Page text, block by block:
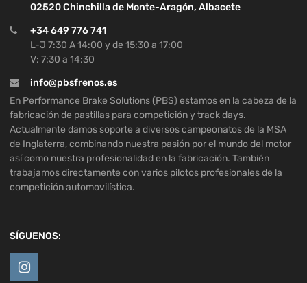
02520 Chinchilla de Monte-Aragón, Albacete
+34 649 776 741
L-J 7:30 A 14:00 y de 15:30 a 17:00
V: 7:30 a 14:30
info@pbsfrenos.es
En Performance Brake Solutions (PBS) estamos en la cabeza de la
fabricación de pastillas para competición y track days.
Actualmente damos soporte a diversos campeonatos de la MSA
de Inglaterra, combinando nuestra pasión por el mundo del motor
así como nuestra profesionalidad en la fabricación. También
trabajamos directamente con varios pilotos profesionales de la
competición automovilística.
SÍGUENOS: